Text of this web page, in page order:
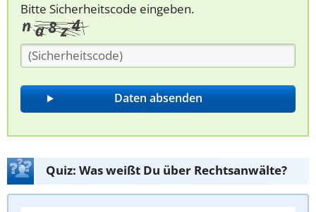
Bitte Sicherheitscode eingeben.
Quiz: Was weißt Du über Rechtsanwälte?